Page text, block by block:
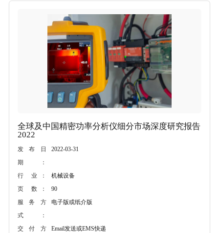
全球及中国精密功率分析仪细分市场深度研究报告
2022
发布日
期：
2022-03-31
行 业：
机械设备
页 数：
90
服务方
式：
电子版或纸介版
交付方
Email发送或EMS快递